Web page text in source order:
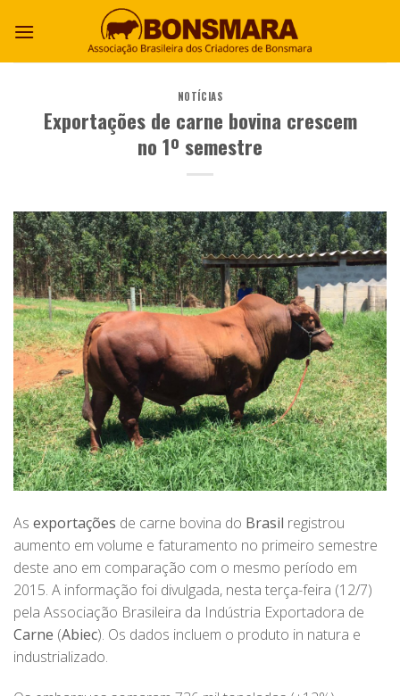
NOTÍCIAS
Exportações de carne bovina crescem
no 1º semestre
As exportações de carne bovina do Brasil registrou
aumento em volume e faturamento no primeiro semestre
deste ano em comparação com o mesmo período em
2015. A informação foi divulgada, nesta terça-feira (12/7)
pela Associação Brasileira da Indústria Exportadora de
Carne (Abiec). Os dados incluem o produto in natura e
industrializado.